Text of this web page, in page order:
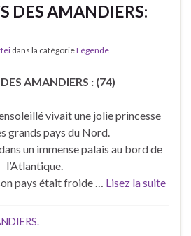
DES AMANDIERS:
dans la catégorieLégende
AMANDIERS : (74)
vivait une jolie princesse
grands pays du Nord.
un immense palais au bord de
l’Atlantique.
pays était froide … Lisez la suite